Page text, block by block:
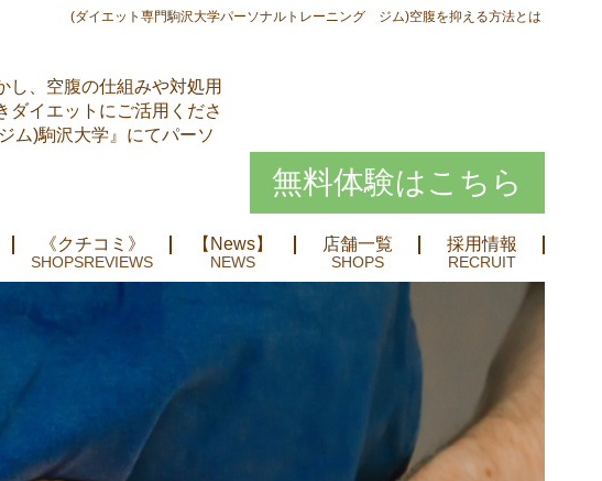
(ダイエット専門駒沢大学パーソナルトレーニング ジム)空腹を抑える方法とは
し、空腹の仕組みや対処用
ダイエットにご活用くださ
ム)駒沢大学』にてパーソ
無料体験はこちら
《クチコミ》 【News】 店舗一覧 採用情報